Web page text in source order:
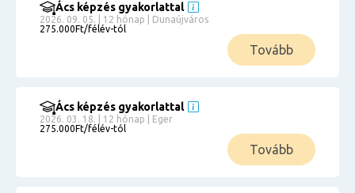
Ács képzés gyakorlattal
2026. 09. 05. | 12 hónap | Dunaújváros
275.000Ft/félév-tól
Tovább
Ács képzés gyakorlattal
2026. 03. 18. | 12 hónap | Eger
275.000Ft/félév-tól
Tovább